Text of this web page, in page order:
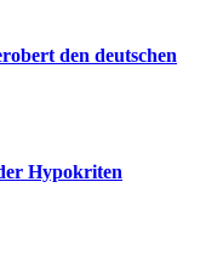
den deutschen
Hypokriten